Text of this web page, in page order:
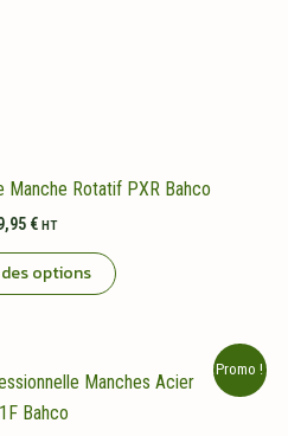
Manche Rotatif PXR Bahco
€ HT
options
variations.
Promo !